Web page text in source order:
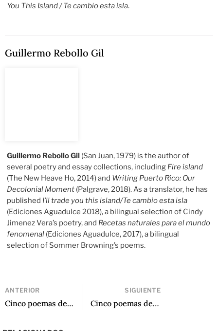
You This Island / Te cambio esta isla.
Guillermo Rebollo Gil
Guillermo Rebollo Gil (San Juan, 1979) is the author of
several poetry and essay collections, including Fire island
(The New Heave Ho, 2014) and Writing Puerto Rico: Our
Decolonial Moment (Palgrave, 2018). As a translator, he has
published I’ll trade you this island/Te cambio esta isla
(Ediciones Aguadulce 2018), a bilingual selection of Cindy
Jimenez Vera’s poetry, and Recetas naturales para el mundo
fenomenal (Ediciones Aguadulce, 2017), a bilingual
selection of Sommer Browning’s poems.
ANTERIOR
Cinco poemas de Sergio Raimondi
SIGUIENTE
Cinco poemas de Armando Romero